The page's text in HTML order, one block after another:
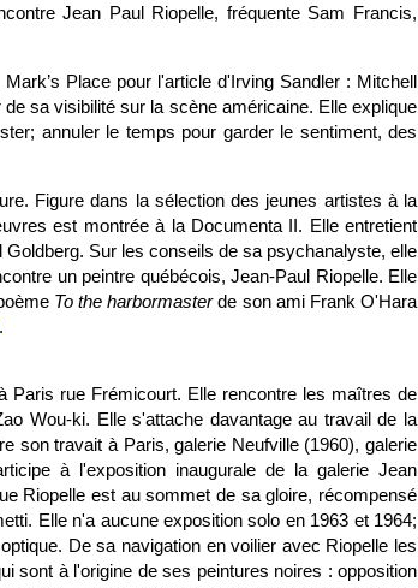
Jean Paul Riopelle, fréquente Sam Francis,
Place pour l'article d'Irving Sandler : Mitchell
sa visibilité sur la scène américaine. Elle explique
annuler le temps pour garder le sentiment, des
Figure dans la sélection des jeunes artistes à la
est montrée à la Documenta II. Elle entretient
Sur les conseils de sa psychanalyste, elle
un peintre québécois, Jean-Paul Riopelle. Elle
To the harbormasterde son ami Frank O'Hara
.
Paris rue Frémicourt. Elle rencontre les maîtres de
Wou-ki. Elle s'attache davantage au travail de la
son travait à Paris, galerie Neufville (1960), galerie
à l'exposition inaugurale de la galerie Jean
Riopelle est au sommet de sa gloire, récompensé
Elle n'a aucune exposition solo en 1963 et 1964;
De sa navigation en voilier avec Riopelle les
sont à l'origine de ses peintures noires : opposition